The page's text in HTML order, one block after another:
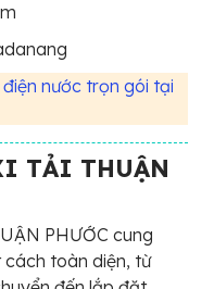
nước trọn gói tại
TẢI THUẬN
PHƯỚC cung
toàn diện, từ